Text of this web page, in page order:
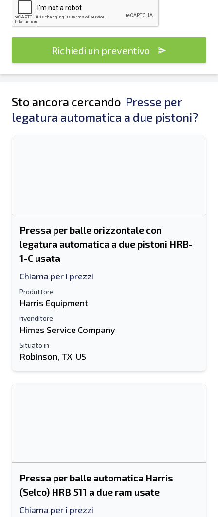
Richiedi un preventivo
Sto ancora cercando Presse per
legatura automatica a due pistoni?
Pressa per balle orizzontale con
legatura automatica a due pistoni HRB-
1-C usata
Chiama per i prezzi
Produttore
Harris Equipment
rivenditore
Himes Service Company
Situato in
Robinson, TX, US
Pressa per balle automatica Harris
(Selco) HRB 511 a due ram usate
Chiama per i prezzi